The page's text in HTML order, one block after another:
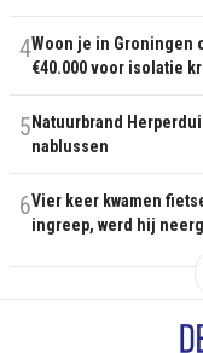
4Woon je in Groningen
€40.000 voor isolatie
5 Natuurbrand
nablussen
6Vier keer kwamen
ingreep, werd hij